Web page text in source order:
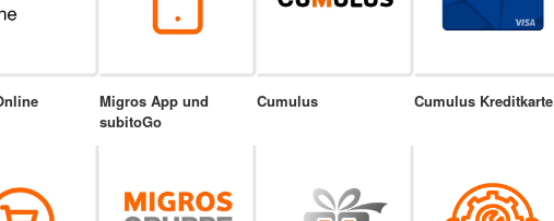
Migros App und
subitoGo
Cumulus Cumulus Kreditkarte